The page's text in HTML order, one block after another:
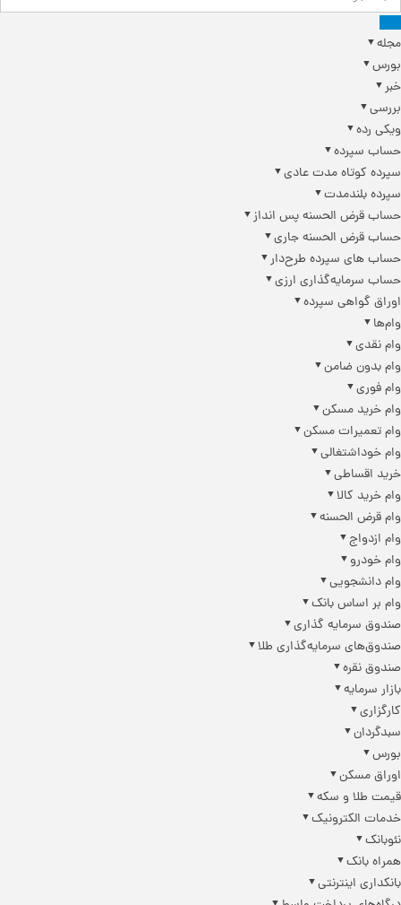
مجله
بورس
خبر
بررسی
ویکی رده
حساب سپرده
سپرده کوتاه مدت عادی
سپرده بلندمدت
حساب قرض الحسنه پس انداز
حساب قرض الحسنه جاری
حساب های سپرده طرح‌دار
حساب سرمایه‌گذاری ارزی
اوراق گواهی سپرده
وام‌ها
وام نقدی
وام بدون ضامن
وام فوری
وام خرید مسکن
وام تعمیرات مسکن
وام خوداشتغالی
خرید اقساطی
وام خرید کالا
وام قرض الحسنه
وام ازدواج
وام خودرو
وام دانشجویی
وام بر اساس بانک
صندوق سرمایه گذاری
صندوق‌های سرمایه‌گذاری طلا
صندوق نقره
بازار سرمایه
کارگزاری
سبدگردان
بورس
اوراق مسکن
قیمت طلا و سکه
خدمات الکترونیک
نئوبانک
همراه بانک
بانکداری اینترنتی